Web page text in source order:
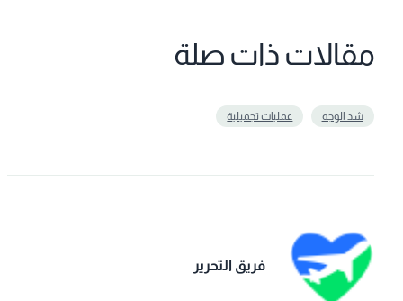
مقالات ذات صلة
شد الوجه عمليات تجميلية
فريق التحرير